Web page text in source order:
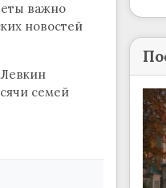
важно
новостей
семей